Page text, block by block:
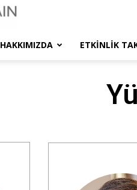
Türkiye
HAKKIMIZDA ETKINLIK